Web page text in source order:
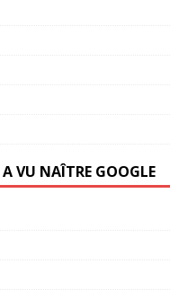
A VU NAÎTRE GOOGLE